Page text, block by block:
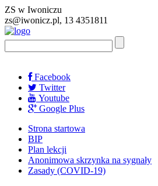
ZS w Iwoniczu
zs@iwonicz.pl, 13 4351811
Facebook
Twitter
Youtube
Google Plus
Strona startowa
BIP
Plan lekcji
Anonimowa skrzynka na sygnały
Zasady (COVID-19)